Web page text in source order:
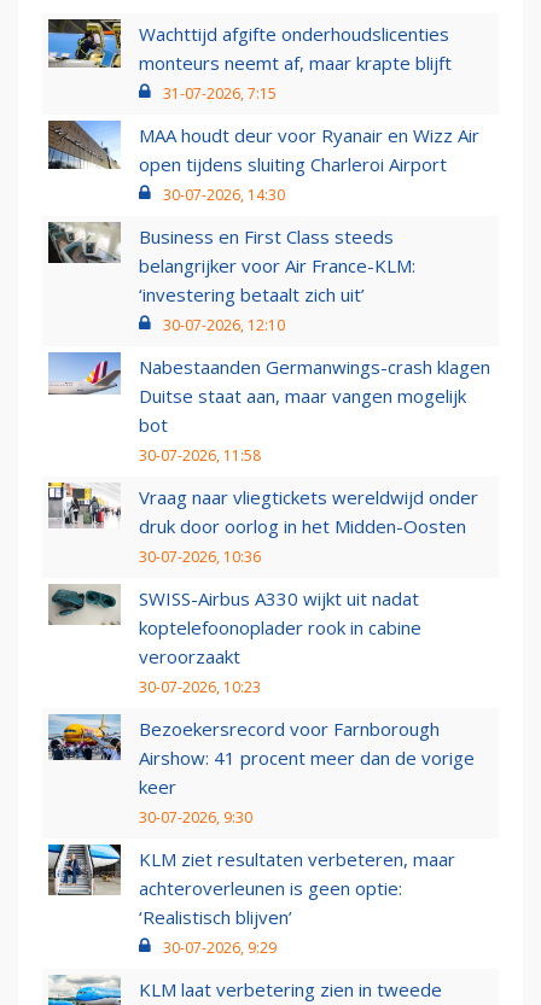
Wachttijd afgifte onderhoudslicenties
monteurs neemt af, maar krapte blijft
31-07-2026, 7:15
MAA houdt deur voor Ryanair en Wizz Air
open tijdens sluiting Charleroi Airport
30-07-2026, 14:30
Business en First Class steeds
belangrijker voor Air France-KLM:
‘investering betaalt zich uit’
30-07-2026, 12:10
Nabestaanden Germanwings-crash klagen
Duitse staat aan, maar vangen mogelijk
bot
30-07-2026, 11:58
Vraag naar vliegtickets wereldwijd onder
druk door oorlog in het Midden-Oosten
30-07-2026, 10:36
SWISS-Airbus A330 wijkt uit nadat
koptelefoonoplader rook in cabine
veroorzaakt
30-07-2026, 10:23
Bezoekersrecord voor Farnborough
Airshow: 41 procent meer dan de vorige
keer
30-07-2026, 9:30
KLM ziet resultaten verbeteren, maar
achteroverleunen is geen optie:
‘Realistisch blijven’
30-07-2026, 9:29
KLM laat verbetering zien in tweede